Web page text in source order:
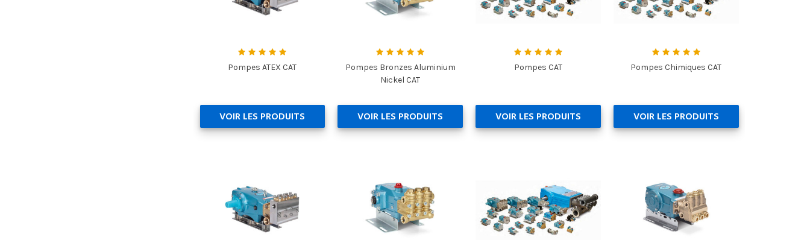
Pompes ATEX CAT
VOIR LES PRODUITS
Pompes Bronzes Aluminium
Nickel CAT
VOIR LES PRODUITS
Pompes CAT
VOIR LES PRODUITS
Pompes Chimiques CAT
VOIR LES PRODUITS